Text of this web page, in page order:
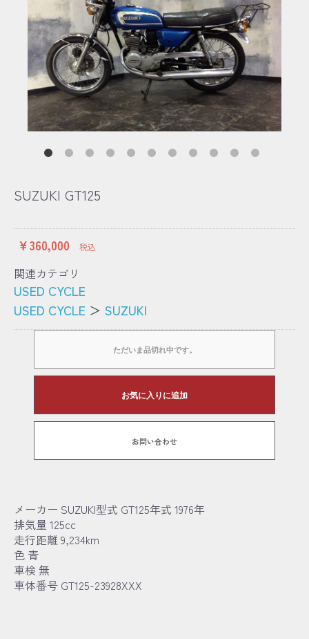
SUZUKI GT125
￥360,000 税込
関連カテゴリ
USED CYCLE
USED CYCLE ＞ SUZUKI
ただいま品切れ中です。
お気に入りに追加
お問い合わせ
メーカー SUZUKI型式 GT125年式 1976年
排気量 125cc
走行距離 9,234km
色 青
車検 無
車体番号 GT125-23928XXX